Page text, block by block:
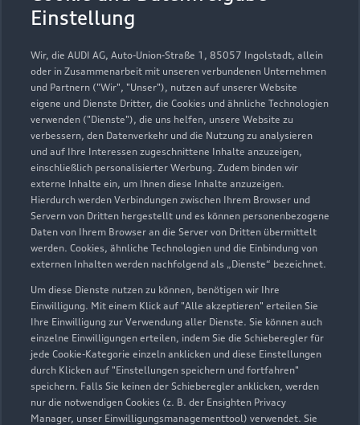
Einstellung
Wir, die AUDI AG, Auto-Union-Straße 1, 85057 Ingolstadt, allein
oder in Zusammenarbeit mit unseren verbundenen Unternehmen
und Partnern ("Wir", "Unser"), nutzen auf unserer Website
eigene und Dienste Dritter, die Cookies und ähnliche Technologien
verwenden ("Dienste"), die uns helfen, unsere Website zu
verbessern, den Datenverkehr und die Nutzung zu analysieren
und auf Ihre Interessen zugeschnittene Inhalte anzuzeigen,
einschließlich personalisierter Werbung. Zudem binden wir
externe Inhalte ein, um Ihnen diese Inhalte anzuzeigen.
Hierdurch werden Verbindungen zwischen Ihrem Browser und
Servern von Dritten hergestellt und es können personenbezogene
Daten von Ihrem Browser an die Server von Dritten übermittelt
werden. Cookies, ähnliche Technologien und die Einbindung von
externen Inhalten werden nachfolgend als „Dienste“ bezeichnet.
Um diese Dienste nutzen zu können, benötigen wir Ihre
Einwilligung. Mit einem Klick auf "Alle akzeptieren" erteilen Sie
Ihre Einwilligung zur Verwendung aller Dienste. Sie können auch
einzelne Einwilligungen erteilen, indem Sie die Schieberegler für
jede Cookie-Kategorie einzeln anklicken und diese Einstellungen
durch Klicken auf "Einstellungen speichern und fortfahren"
speichern. Falls Sie keinen der Schieberegler anklicken, werden
nur die notwendigen Cookies (z. B. der Ensighten Privacy
Manager, unser Einwilligungsmanagementtool) verwendet. Sie